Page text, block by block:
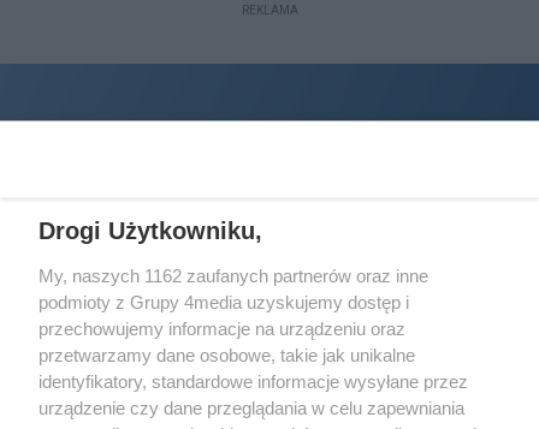
REKLAMA
Wydawcąhalorzeszow.pljest:
STOWARZYSZENIE INICJATYW SPOŁECZNYCH PERSPEKTYWA
Adres do korespondencji:
ul. Piastów 3/2035-077 Rzeszów
Drogi Użytkowniku,
My, naszych 1162 zaufanych partnerów oraz inne
podmioty z Grupy 4media uzyskujemy dostęp i
przechowujemy informacje na urządzeniu oraz
przetwarzamy dane osobowe, takie jak unikalne
identyfikatory, standardowe informacje wysyłane przez
urządzenie czy dane przeglądania w celu zapewniania